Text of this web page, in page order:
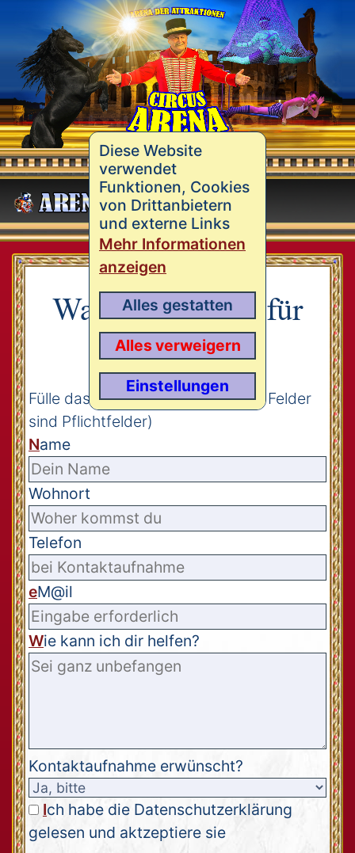
MENÜ
Diese Website
verwendet
Funktionen, Cookies
von Drittanbietern
und externe Links
Mehr Informationen
anzeigen
Alles gestatten
Alles verweigern
Einstellungen
Was können wir für
Sie tun?
Fülle das Formular aus (Markierte Felder
sind Pflichtfelder)
Name
Wohnort
Telefon
eM@il
Wie kann ich dir helfen?
Kontaktaufnahme erwünscht?
Ich habe die Datenschutzerklärung
gelesen und aktzeptiere sie